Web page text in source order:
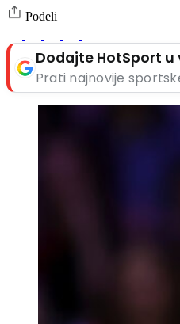
Podeli
Dodajte HotSport u
Prati najnovije